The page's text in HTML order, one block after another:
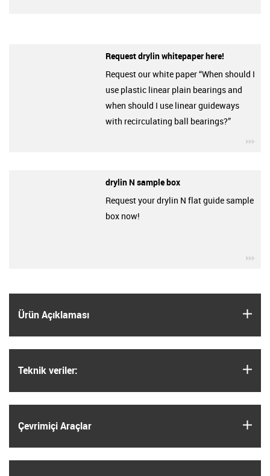
Ürün Açıklaması
Teknik veriler:
Çevrimiçi Araçlar
Request drylin whitepaper here!
Request our white paper “When should I
use plastic linear plain bearings and
when should I use linear guideways
with recirculating ball bearings?”
drylin N sample box
Request your drylin N flat guide sample
box now!